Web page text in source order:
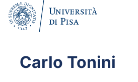
Carlo Tonini